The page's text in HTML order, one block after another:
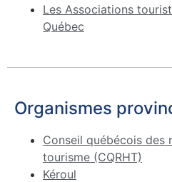
Les Associations
Québec
Organismes
Conseil québécois des
tourisme (CQRHT)
Kéroul